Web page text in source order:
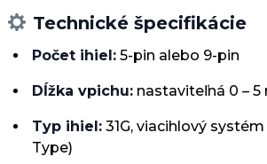
Technické špecifikácie
Počet ihiel: 5-pin alebo 9-pin
Dĺžka vpichu: nastaviteľná 0 – 5
Typ ihiel: 31G, viacihlový
Type)